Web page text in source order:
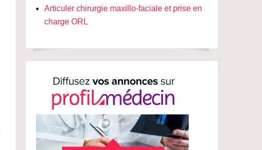
Articuler chirurgie maxillo-faciale et prise en
charge ORL